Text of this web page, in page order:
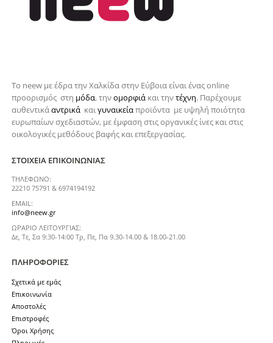
Το neew με έδρα την Xαλκίδα στην Εύβοια είναι ένας online
προορισμός στη μόδα, τηνομορφιά και τηντέχνη. Παρέχουμε
αυθεντικάαντρικά καιγυναικείαπροϊόντα με υψηλή ποιότητα
ευρωπαίων σχεδιαστών, με έμφαση στις οργανικές ίνες και στις
οικολογικές μεθόδους βαφής και επεξεργασίας.
ΣΤΟΙΧΕΊΑ ΕΠΙΚΟΙΝΩΝΊΑΣ
ΤΗΛΈΦΩΝΟ:
22210 75791 & 6974194192
EMAIL:
info@neew.gr
ΩΡΆΡΙΟ ΛΕΙΤΟΥΡΓΊΑΣ:
Δε, Τε, Σα 9:30-14:00 Τρ, Πε, Πα 9.30-14.00 & 18.00-21.00
ΠΛΗΡΟΦΟΡΊΕΣ
Σχετικά με εμάς
Επικοινωνία
Αποστολές
Επιστροφές
Όροι Χρήσης